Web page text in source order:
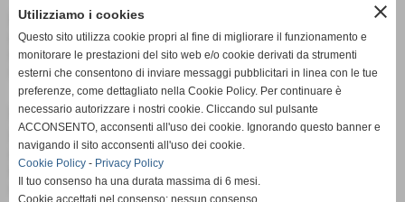
RISULTATI UNDER 14 FEMMINILE
https://docs.google.com/spreadsheet/ccc?
key=0AvgOhXBPWl4CdDktUU03TUl1QTdNNVFaQ2E5elFLTkE
&usp=sharing
PROGRAMMA GARE UNDER 16
FEMMINILE
https://docs.google.com/spreadsheet/ccc?
key=0AvgOhXBPWl4CdHVRSXBQRURZUmZuRUUxTHRfUWZ
nWmc&usp=sharing
close
Utilizziamo i cookies
Questo sito utilizza cookie propri al fine di migliorare il funzionamento e
monitorare le prestazioni del sito web e/o cookie derivati da strumenti
esterni che consentono di inviare messaggi pubblicitari in linea con le tue
preferenze, come dettagliato nella Cookie Policy. Per continuare è
necessario autorizzare i nostri cookie. Cliccando sul pulsante
ACCONSENTO, acconsenti all'uso dei cookie. Ignorando questo banner e
navigando il sito acconsenti all'uso dei cookie.
Cookie Policy - Privacy Policy
Il tuo consenso ha una durata massima di 6 mesi.
Cookie accettati nel consenso: nessun consenso